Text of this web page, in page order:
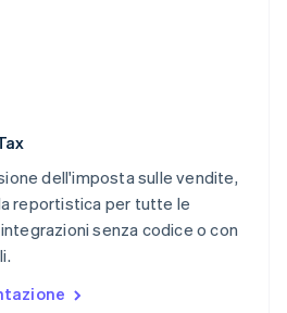
dell'imposta sulle vendite,
reportistica per tutte le
senza codice o con